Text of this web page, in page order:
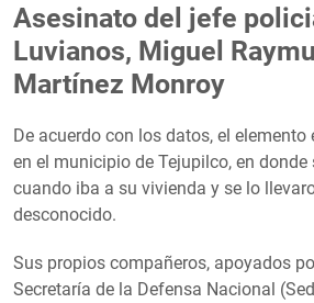
Asesinato del jefe
Luvianos, Miguel
Martínez Monroy
De acuerdo con los datos, el
en el municipio de Tejupilco, en
cuando iba a su vivienda y se lo
desconocido.
Sus propios compañeros, apoyados
Secretaría de la Defensa Nacional